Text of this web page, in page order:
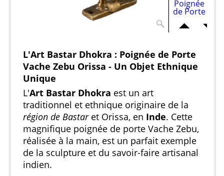
L'Art Bastar Dhokra : Poignée de Porte
Vache Zebu Orissa - Un Objet Ethnique
Unique
L'Art Bastar Dhokra est un art
traditionnel et ethnique originaire de la
région de Bastaret Orissa, en Inde. Cette
magnifique poignée de porte Vache Zebu,
réalisée à la main, est un parfait exemple
de la sculpture et du savoir-faire artisanal
indien.